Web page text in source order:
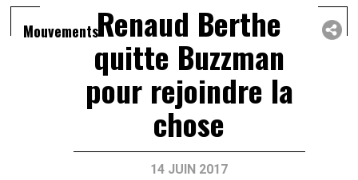
MouvementsRenaud Berthe
quitte Buzzman
pour rejoindre la
chose
14 JUIN 2017